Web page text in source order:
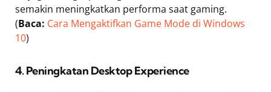
semakin meningkatkan performa saat gaming.
(Baca: Cara Mengaktifkan Game Mode di Windows
10)
4. Peningkatan Desktop Experience